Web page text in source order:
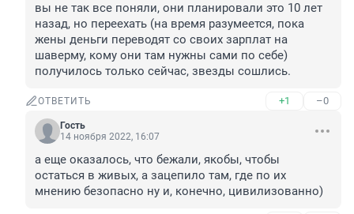
вы не так все поняли, они планировали это 10 лет
назад, но переехать (на время разумеется, пока
жены деньги переводят со своих зарплат на
шаверму, кому они там нужны сами по себе)
получилось только сейчас, звезды сошлись.
ОТВЕТИТЬ +1 –0
Гость
14 ноября 2022, 16:07
а еще оказалось, что бежали, якобы, чтобы
остаться в живых, а зацепило там, где по их
мнению безопасно ну и, конечно, цивилизованно)